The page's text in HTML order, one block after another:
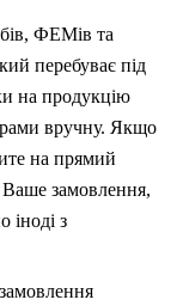
ФЕМів та
перебуває під
на продукцію
вручну. Якщо
на прямий
замовлення,
іноді з